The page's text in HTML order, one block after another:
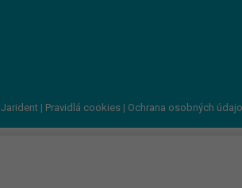
Jarident | Pravidlá cookies | Ochrana osobných